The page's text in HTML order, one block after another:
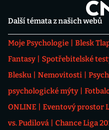
Další témata z našich webů
Moje Psychologie Blesk
Fantasy
Spotřebitelské
Blesku
Nemovitosti
psychologické mýty
ONLINE
Eventový prostor
vs. Pudilová
Chance Liga